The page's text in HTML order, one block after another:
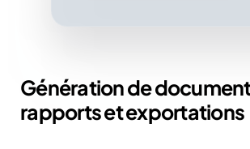
Génération de
rapports et exportations